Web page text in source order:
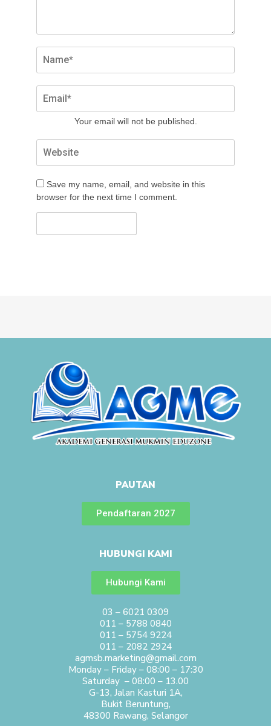
Your email will not be published.
Save my name, email, and website in this
browser for the next time I comment.
PAUTAN
Pendaftaran 2027
HUBUNGI KAMI
Hubungi Kami
03 – 6021 0309
011 – 5788 0840
011 – 5754 9224
011 – 2082 2924
agmsb.marketing@gmail.com
Monday – Friday – 08:00 – 17:30
Saturday – 08:00 – 13.00
G-13, Jalan Kasturi 1A,
Bukit Beruntung,
48300 Rawang, Selangor